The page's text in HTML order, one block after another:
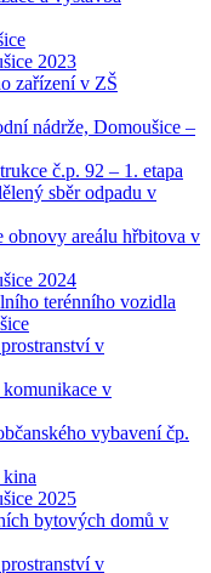
2023
zařízení v ZŠ
nádrže, Domoušice –
č.p. 92 – 1. etapa
sběr odpadu v
obnovy areálu hřbitova v
2024
terénního vozidla
v
v
vybavení čp.
2025
bytových domů v
v